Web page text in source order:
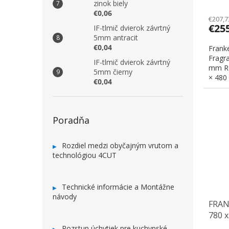
zinok biely
€0,06
IF-tlmič dvierok závrtný
5mm antracit
€0,04
IF-tlmič dvierok závrtný
5mm čierny
€0,04
Poradňa
Rozdiel medzi obyčajným vrutom a
technológiou 4CUT
Technické informácie a Montážne
návody
mm
× 480
780